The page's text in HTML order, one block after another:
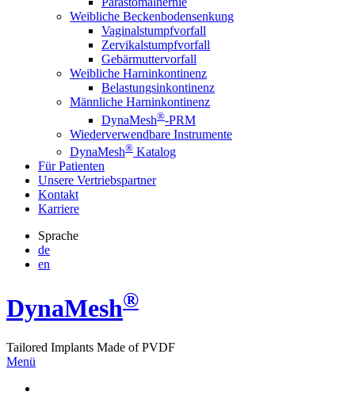
Weibliche Beckenbodensenkung
Vaginalstumpfvorfall
Zervikalstumpfvorfall
Gebärmuttervorfall
Weibliche Harninkontinenz
Belastungsinkontinenz
Männliche Harninkontinenz
DynaMesh®-PRM
Wiederverwendbare Instrumente
DynaMesh® Katalog
Für Patienten
Unsere Vertriebspartner
Kontakt
Karriere
Sprache
de
en
DynaMesh®
Tailored Implants Made ofPVDF
Menü